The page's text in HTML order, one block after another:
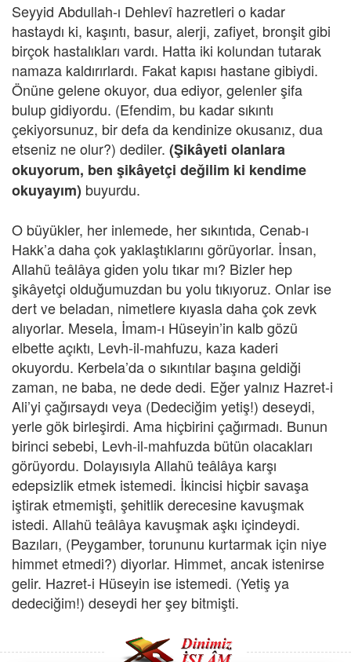
Seyyid Abdullah-ı Dehlevî hazretleri o kadar
hastaydı ki, kaşıntı, basur, alerji, zafiyet, bronşit gibi
birçok hastalıkları vardı. Hatta iki kolundan tutarak
namaza kaldırırlardı. Fakat kapısı hastane gibiydi.
Önüne gelene okuyor, dua ediyor, gelenler şifa
bulup gidiyordu. (Efendim, bu kadar sıkıntı
çekiyorsunuz, bir defa da kendinize okusanız, dua
etseniz ne olur?) dediler. (Şikâyeti olanlara
okuyorum, ben şikâyetçi değilim ki kendime
okuyayım) buyurdu.
O büyükler, her inlemede, her sıkıntıda, Cenab-ı
Hakk’a daha çok yaklaştıklarını görüyorlar. İnsan,
Allahü teâlâya giden yolu tıkar mı? Bizler hep
şikâyetçi olduğumuzdan bu yolu tıkıyoruz. Onlar ise
dert ve beladan, nimetlere kıyasla daha çok zevk
alıyorlar. Mesela, İmam-ı Hüseyin’in kalb gözü
elbette açıktı, Levh-il-mahfuzu, kaza kaderi
okuyordu. Kerbela’da o sıkıntılar başına geldiği
zaman, ne baba, ne dede dedi. Eğer yalnız Hazret-i
Ali’yi çağırsaydı veya (Dedeciğim yetiş!) deseydi,
yerle gök birleşirdi. Ama hiçbirini çağırmadı. Bunun
birinci sebebi, Levh-il-mahfuzda bütün olacakları
görüyordu. Dolayısıyla Allahü teâlâya karşı
edepsizlik etmek istemedi. İkincisi hiçbir savaşa
iştirak etmemişti, şehitlik derecesine kavuşmak
istedi. Allahü teâlâya kavuşmak aşkı içindeydi.
Bazıları, (Peygamber, torununu kurtarmak için niye
himmet etmedi?) diyorlar. Himmet, ancak istenirse
gelir. Hazret-i Hüseyin ise istemedi. (Yetiş ya
dedeciğim!) deseydi her şey bitmişti.